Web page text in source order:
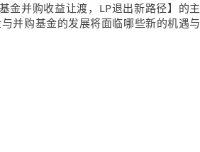
金并购收益让渡，LP退出新路径】的主
并购基金的发展将面临哪些新的机遇与